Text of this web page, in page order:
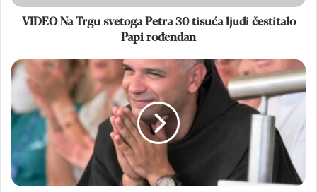
čestitalo
PapiVIDEO Na Trgu svetoga Petra 30 tisuća ljudi čestitalo
Papi rođendan
AD
DEUM
Zvonimir
Pavičić:
„Odgovornost
župnika
u
Međugorju